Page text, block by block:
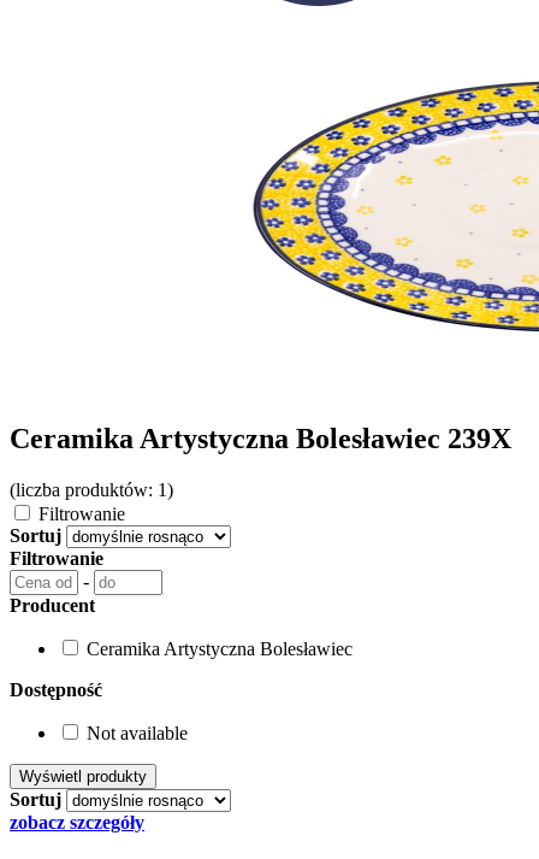
Ceramika Artystyczna Bolesławiec 239X
(liczba produktów: 1)
Filtrowanie
Sortuj
Filtrowanie
-
Producent
Ceramika Artystyczna Bolesławiec
Dostępność
Not available
Sortuj
zobacz szczegóły